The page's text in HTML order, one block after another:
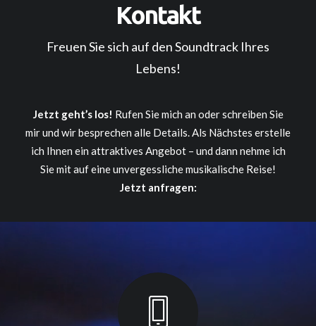
Kontakt
Freuen Sie sich auf den Soundtrack Ihres
Lebens!
Jetzt geht’s los! Rufen Sie mich an oder schreiben Sie
mir und wir besprechen alle Details. Als Nächstes erstelle
ich Ihnen ein attraktives Angebot – und dann nehme ich
Sie mit auf eine unvergessliche musikalische Reise!
Jetzt anfragen: